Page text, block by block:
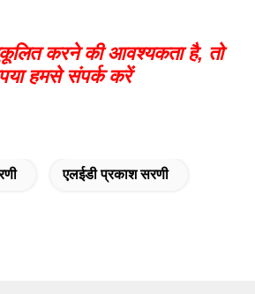
करने की आवश्यकता है, तो
हमसे संपर्क करें
एलईडी प्रकाश सरणी